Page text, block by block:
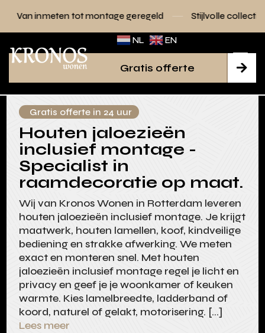
tot montage geregeld Stijlvolle collecties voor elk
NL EN

Gratis offerte
Gratis offerte in 24 uur
Houten jaloezieën
inclusief montage -
Specialist in
raamdecoratie op maat.
Wij van Kronos Wonen in Rotterdam leveren
houten jaloezieën inclusief montage. Je krijgt
maatwerk, houten lamellen, koof, kindveilige
bediening en strakke afwerking. We meten
exact en monteren snel. Met houten
jaloezieën inclusief montage regel je licht en
privacy en geef je je woonkamer of keuken
warmte. Kies lamelbreedte, ladderband of
koord, naturel of gelakt, motorisering. […]
Lees meer